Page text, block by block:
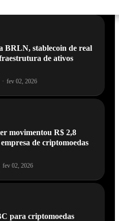
BRLN, stablecoin de real
de ativos
· fev 02, 2026
movimentou R$ 2,8
de criptomoedas
fev 02, 2026
para criptomoedas